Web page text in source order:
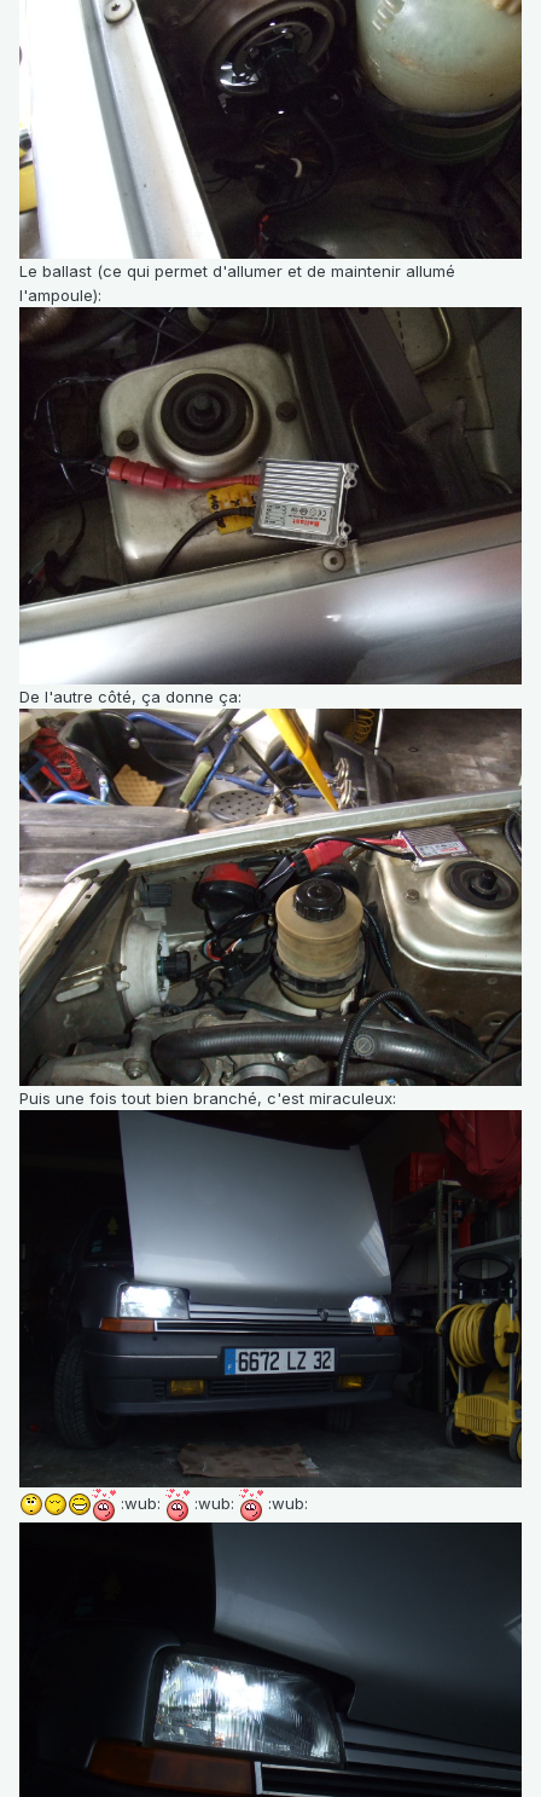
Le ballast (ce qui permet d'allumer et de maintenir allumé
l'ampoule):
De l'autre côté, ça donne ça:
Puis une fois tout bien branché, c'est miraculeux:
:wub: :wub: :wub: